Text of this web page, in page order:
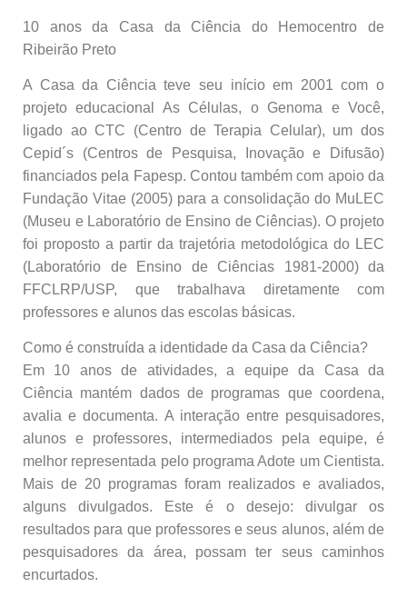
10 anos da Casa da Ciência do Hemocentro de
Ribeirão Preto
A Casa da Ciência teve seu início em 2001 com o
projeto educacional As Células, o Genoma e Você,
ligado ao CTC (Centro de Terapia Celular), um dos
Cepid´s (Centros de Pesquisa, Inovação e Difusão)
financiados pela Fapesp. Contou também com apoio da
Fundação Vitae (2005) para a consolidação do MuLEC
(Museu e Laboratório de Ensino de Ciências). O projeto
foi proposto a partir da trajetória metodológica do LEC
(Laboratório de Ensino de Ciências 1981-2000) da
FFCLRP/USP, que trabalhava diretamente com
professores e alunos das escolas básicas.
Como é construída a identidade da Casa da Ciência?
Em 10 anos de atividades, a equipe da Casa da
Ciência mantém dados de programas que coordena,
avalia e documenta. A interação entre pesquisadores,
alunos e professores, intermediados pela equipe, é
melhor representada pelo programa Adote um Cientista.
Mais de 20 programas foram realizados e avaliados,
alguns divulgados. Este é o desejo: divulgar os
resultados para que professores e seus alunos, além de
pesquisadores da área, possam ter seus caminhos
encurtados.